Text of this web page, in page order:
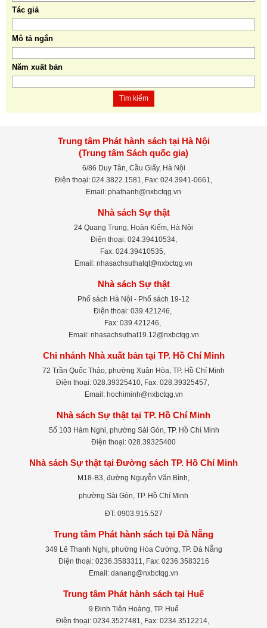
Tác giả
Mô tả ngắn
Năm xuất bản
Tìm kiếm
Trung tâm Phát hành sách tại Hà Nội
(Trung tâm Sách quốc gia)
6/86 Duy Tân, Cầu Giấy, Hà Nội
Điện thoại: 024.3822.1581, Fax: 024.3941-0661,
Email: phathanh@nxbctqg.vn
Nhà sách Sự thật
24 Quang Trung, Hoàn Kiếm, Hà Nội
Điện thoại: 024.39410534,
Fax: 024.39410535,
Email: nhasachsuthatqt@nxbctqg.vn
Nhà sách Sự thật
Phố sách Hà Nội - Phố sách 19-12
Điện thoại: 039.421246,
Fax: 039.421246,
Email: nhasachsuthat19.12@nxbctqg.vn
Chi nhánh Nhà xuất bản tại TP. Hồ Chí Minh
72 Trần Quốc Thảo, phường Xuân Hòa, TP. Hồ Chí Minh
Điện thoại: 028.39325410, Fax: 028.39325457,
Email: hochiminh@nxbctqg.vn
Nhà sách Sự thật tại TP. Hồ Chí Minh
Số 103 Hàm Nghi, phường Sài Gòn, TP. Hồ Chí Minh
Điện thoại: 028.39325400
Nhà sách Sự thật tại Đường sách TP. Hồ Chí Minh
M18-B3, đường Nguyễn Văn Bình,
phường Sài Gòn, TP. Hồ Chí Minh
ĐT: 0903.915.527
Trung tâm Phát hành sách tại Đà Nẵng
349 Lê Thanh Nghị, phường Hòa Cường, TP. Đà Nẵng
Điện thoại: 0236.3583311, Fax: 0236.3583216
Email: danang@nxbctqg.vn
Trung tâm Phát hành sách tại Huế
9 Đinh Tiên Hoàng, TP. Huế
Điện thoại: 0234.3527481, Fax: 0234.3512214,